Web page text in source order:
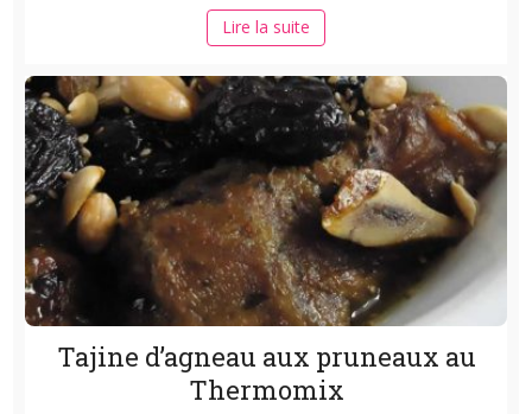
Lire la suite
Tajine d’agneau aux pruneaux au
Thermomix